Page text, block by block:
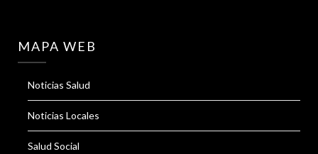
MAPA WEB
Noticias Salud
Noticias Locales
Salud Social